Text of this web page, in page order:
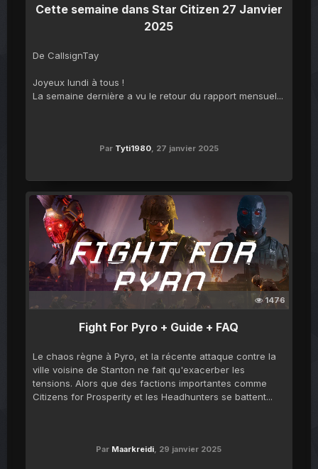
Cette semaine dans Star Citizen 27 Janvier
2025
De CallsignTay
Joyeux lundi à tous !
La semaine dernière a vu le retour du rapport mensuel...
Par Tyti1980, 27 janvier 2025
1476
Fight For Pyro + Guide + FAQ
Le chaos règne à Pyro, et la récente attaque contre la
ville voisine de Stanton ne fait qu'exacerber les
tensions. Alors que des factions importantes comme
Citizens for Prosperity et les Headhunters se battent...
Par Maarkreidi, 29 janvier 2025